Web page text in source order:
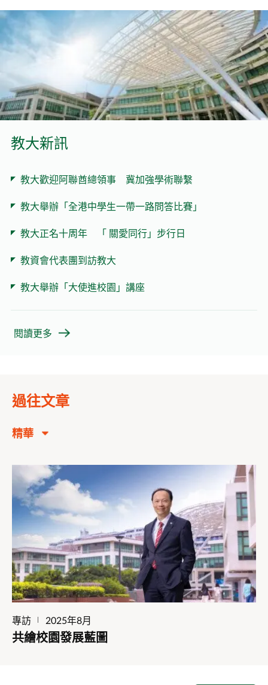
教大新訊
教大歡迎阿聯酋總領事 冀加強學術聯繫
教大舉辦「全港中學生一帶一路問答比賽」
教大正名十周年 「 關愛同行」步行日
教資會代表團到訪教大
教大舉辦「大使進校園」講座
閱讀更多
過往文章
精華
專訪 2025年8月
共繪校園發展藍圖